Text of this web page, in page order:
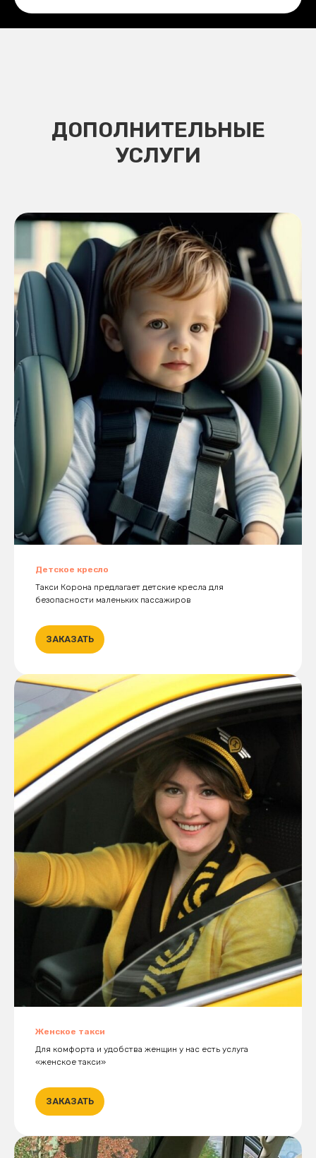
ДОПОЛНИТЕЛЬНЫЕ
УСЛУГИ
Детское кресло
Такси Корона предлагает детские кресла для
безопасности маленьких пассажиров
ЗАКАЗАТЬ
Женское такси
Для комфорта и удобства женщин у нас есть услуга
«женское такси»
ЗАКАЗАТЬ